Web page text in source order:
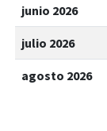
junio 2026
julio 2026
agosto 2026